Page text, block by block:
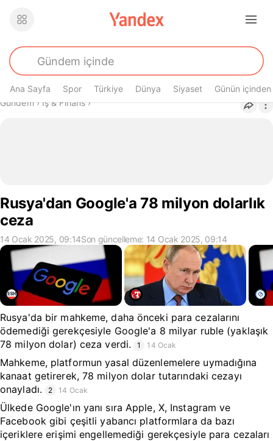
Ana Sayfa Spor Türkiye Dünya Siyaset Günün içinden
Buradasın
Gündem› İş & Finans›
Rusya'dan Google'a 78 milyon dolarlık
ceza
14 Ocak 2025, 09:14Son güncelleme: 14 Ocak 2025, 09:14
Rusya'da bir mahkeme, daha önceki para cezalarını
ödemediği gerekçesiyle Google'a 8 milyar ruble (yaklaşık
78 milyon dolar) ceza verdi.
1 14 Ocak
Mahkeme, platformun yasal düzenlemelere uymadığına
kanaat getirerek, 78 milyon dolar tutarındaki cezayı
onayladı.
2 14 Ocak
Ülkede Google'ın yanı sıra Apple, X, Instagram ve
Facebook gibi çeşitli yabancı platformlara da bazı
içeriklere erişimi engellemediği gerekçesiyle para cezaları